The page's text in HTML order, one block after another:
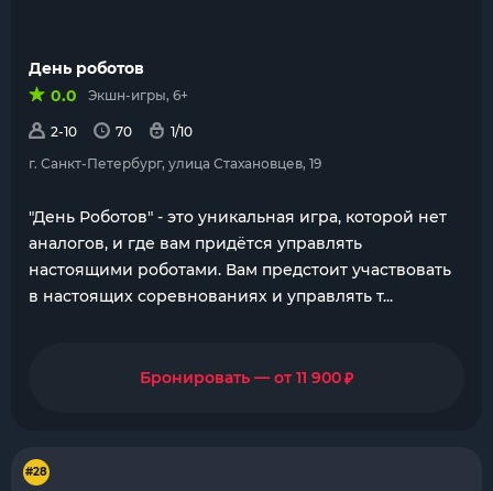
День роботов
0.0
Экшн-игры, 6+
2-10 70
1/10
г. Санкт-Петербург, улица Стахановцев, 19
"День Роботов" - это уникальная игра, которой нет
аналогов, и где вам придётся управлять
настоящими роботами. Вам предстоит участвовать
в настоящих соревнованиях и управлять т...
Бронировать — от 11 900₽
#28